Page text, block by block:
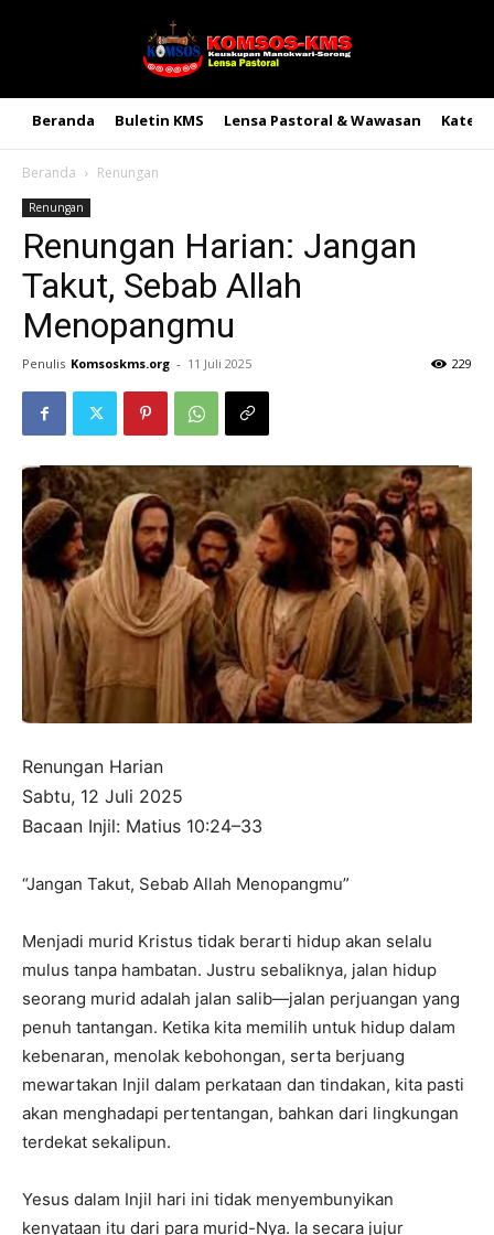
Beranda Buletin KMS Lensa Pastoral & Wawasan
Beranda Renungan
Renungan
Renungan Harian: Jangan
Takut, Sebab Allah
Menopangmu
Penulis Komsoskms.org - 11 Juli 2025 229
Renungan Harian
Sabtu, 12 Juli 2025
Bacaan Injil: Matius 10:24–33
“Jangan Takut, Sebab Allah Menopangmu”
Menjadi murid Kristus tidak berarti hidup akan selalu
mulus tanpa hambatan. Justru sebaliknya, jalan hidup
seorang murid adalah jalan salib—jalan perjuangan yang
penuh tantangan. Ketika kita memilih untuk hidup dalam
kebenaran, menolak kebohongan, serta berjuang
mewartakan Injil dalam perkataan dan tindakan, kita pasti
akan menghadapi pertentangan, bahkan dari lingkungan
terdekat sekalipun.
Yesus dalam Injil hari ini tidak menyembunyikan
kenyataan itu dari para murid-Nya. Ia secara jujur